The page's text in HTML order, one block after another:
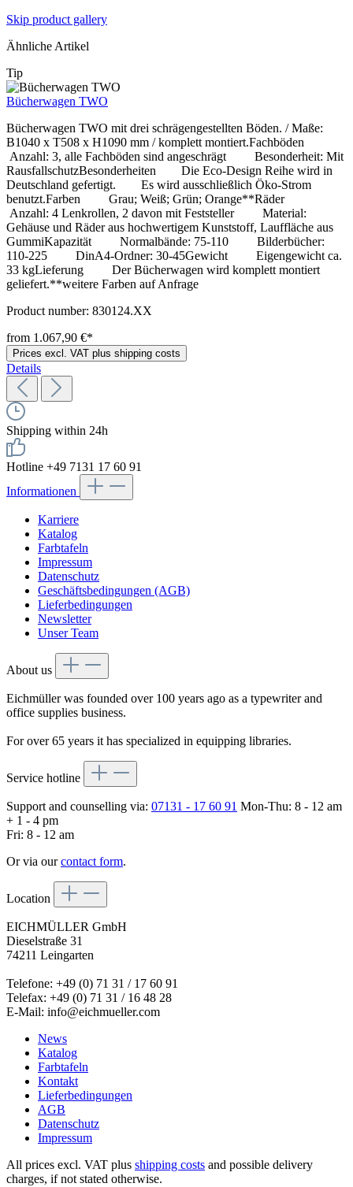
Skip product gallery
Ähnliche Artikel
Tip
Bücherwagen TWO
Bücherwagen TWO mit drei schrägengestellten Böden. / Maße:
B1040 x T508 x H1090 mm / komplett montiert.Fachböden
Anzahl: 3, alle Fachböden sind angeschrägt Besonderheit: Mit
RausfallschutzBesonderheiten Die Eco-Design Reihe wird in
Deutschland gefertigt. Es wird ausschließlich Öko-Strom
benutzt.Farben Grau; Weiß; Grün; Orange**Räder
Anzahl: 4 Lenkrollen, 2 davon mit Feststeller Material:
Gehäuse und Räder aus hochwertigem Kunststoff, Lauffläche aus
GummiKapazität Normalbände: 75-110 Bilderbücher:
110-225 DinA4-Ordner: 30-45Gewicht Eigengewicht ca.
33 kgLieferung Der Bücherwagen wird komplett montiert
geliefert.**weitere Farben auf Anfrage
Product number: 830124.XX
from 1.067,90 €*
Prices excl. VAT plus shipping costs
Details
Shipping within 24h
Hotline +49 7131 17 60 91
Informationen
Karriere
Katalog
Farbtafeln
Impressum
Datenschutz
Geschäftsbedingungen (AGB)
Lieferbedingungen
Newsletter
Unser Team
About us
Eichmüller was founded over 100 years ago as a typewriter and
office supplies business.
For over 65 years it has specialized in equipping libraries.
Service hotline
Support and counselling via: 07131 - 17 60 91 Mon-Thu: 8 - 12 am
+ 1 - 4 pm
Fri: 8 - 12 am
Or via ourcontact form.
Location
EICHMÜLLER GmbH
Dieselstraße 31
74211 Leingarten
Telefone: +49 (0) 71 31 / 17 60 91
Telefax: +49 (0) 71 31 / 16 48 28
E-Mail: info@eichmueller.com
News
Katalog
Farbtafeln
Kontakt
Lieferbedingungen
AGB
Datenschutz
Impressum
All prices excl. VAT plus shipping costs and possible delivery
charges, if not stated otherwise.